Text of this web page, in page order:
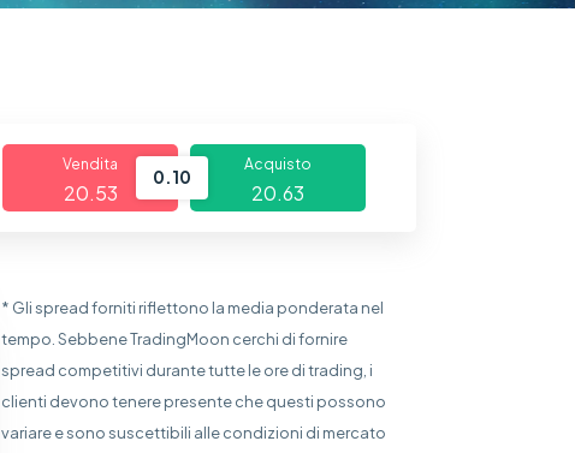
Vendita
20.53
0.10
Acquisto
20.63
* Gli spread forniti riflettono la media ponderata nel
tempo. Sebbene TradingMoon cerchi di fornire
spread competitivi durante tutte le ore di trading, i
clienti devono tenere presente che questi possono
variare e sono suscettibili alle condizioni di mercato